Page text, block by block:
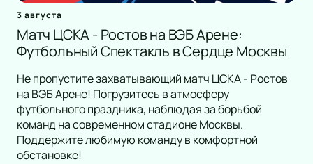
3 августа
Матч ЦСКА - Ростов на ВЭБ Арене:
Футбольный Спектакль в Сердце Москвы
Не пропустите захватывающий матч ЦСКА - Ростов
на ВЭБ Арене! Погрузитесь в атмосферу
футбольного праздника, наблюдая за борьбой
команд на современном стадионе Москвы.
Поддержите любимую команду в комфортной
обстановке!